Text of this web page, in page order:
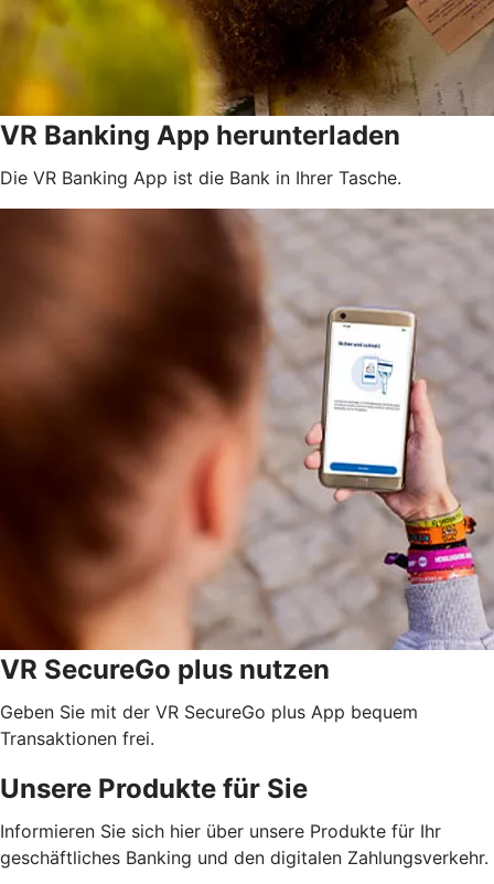
VR Banking App herunterladen
Die VR Banking App ist die Bank in Ihrer Tasche.
VR SecureGo plus nutzen
Geben Sie mit der VR SecureGo plus App bequem
Transaktionen frei.
Unsere Produkte für Sie
Informieren Sie sich hier über unsere Produkte für Ihr
geschäftliches Banking und den digitalen Zahlungsverkehr.